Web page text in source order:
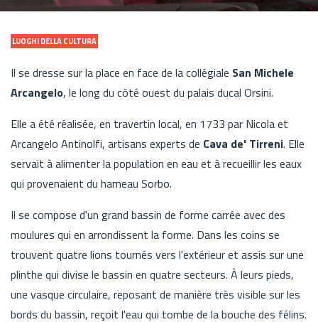
LUOGHI DELLA CULTURA
Il se dresse sur la place en face de la collégiale San Michele
Arcangelo, le long du côté ouest du palais ducal Orsini.
Elle a été réalisée, en travertin local, en 1733 par Nicola et
Arcangelo Antinolfi, artisans experts de Cava de' Tirreni. Elle
servait à alimenter la population en eau et à recueillir les eaux
qui provenaient du hameau Sorbo.
Il se compose d'un grand bassin de forme carrée avec des
moulures qui en arrondissent la forme. Dans les coins se
trouvent quatre lions tournés vers l'extérieur et assis sur une
plinthe qui divise le bassin en quatre secteurs. À leurs pieds,
une vasque circulaire, reposant de manière très visible sur les
bords du bassin, reçoit l'eau qui tombe de la bouche des félins.